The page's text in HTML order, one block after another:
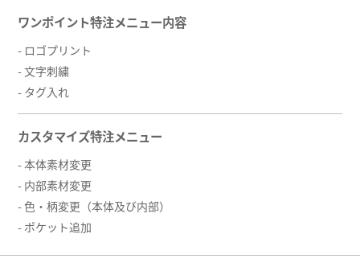
ワンポイント特注メニュー内容
- ロゴプリント
- 文字刺繍
- タグ入れ
カスタマイズ特注メニュー
- 本体素材変更
- 内部素材変更
- 色・柄変更（本体及び内部）
- ポケット追加